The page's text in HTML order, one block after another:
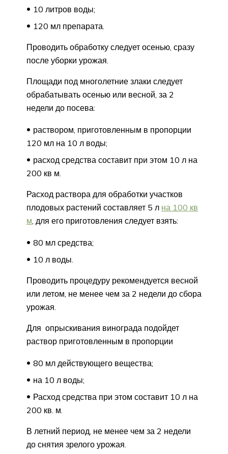
10 литров воды;
120 мл препарата.
Проводить обработку следует осенью, сразу
после уборки урожая.
Площади под многолетние злаки следует
обрабатывать осенью или весной, за 2
недели до посева:
раствором, приготовленным в пропорции
120 мл на 10 л воды;
расход средства составит при этом 10 л на
200 кв м.
Расход раствора для обработки участков
плодовых растений составляет 5 л на 100 кв
м, для его приготовления следует взять:
80 мл средства;
10 л воды.
Проводить процедуру рекомендуется весной
или летом, не менее чем за 2 недели до сбора
урожая.
Для опрыскивания винограда подойдет
раствор приготовленным в пропорции
80 мл действующего вещества;
на 10 л воды;
Расход средства при этом составит 10 л на
200 кв. м.
В летний период, не менее чем за 2 недели
до снятия зрелого урожая.